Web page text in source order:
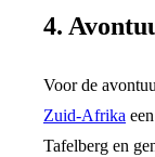
4.
Voor de
Zuid-Afrika
Tafelberg en